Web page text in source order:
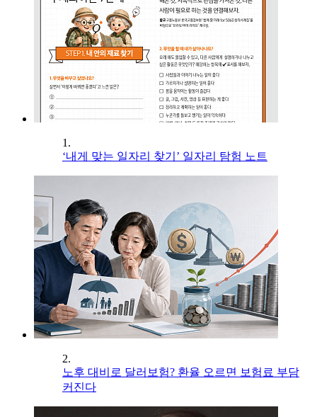
1.
‘내게 맞는 일자리 찾기’ 일자리 탐험 노트
2.
노후 대비로 달러보험? 환율 오르면 보험료 부담
커진다